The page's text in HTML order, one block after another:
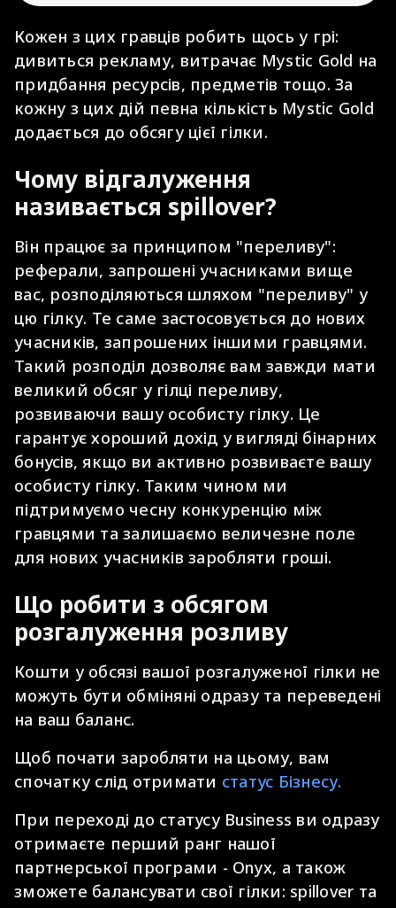
Кожен з цих гравців робить щось у грі:
дивиться рекламу, витрачає Mystic Gold на
придбання ресурсів, предметів тощо. За
кожну з цих дій певна кількість Mystic Gold
додається до обсягу цієї гілки.
Чому відгалуження
називається spillover?
Він працює за принципом "переливу":
реферали, запрошені учасниками вище
вас, розподіляються шляхом "переливу" у
цю гілку. Те саме застосовується до нових
учасників, запрошених іншими гравцями.
Такий розподіл дозволяє вам завжди мати
великий обсяг у гілці переливу,
розвиваючи вашу особисту гілку. Це
гарантує хороший дохід у вигляді бінарних
бонусів, якщо ви активно розвиваєте вашу
особисту гілку. Таким чином ми
підтримуємо чесну конкуренцію між
гравцями та залишаємо величезне поле
для нових учасників заробляти гроші.
Що робити з обсягом
розгалуження розливу
Кошти у обсязі вашої розгалуженої гілки не
можуть бути обміняні одразу та переведені
на ваш баланс.
Щоб почати заробляти на цьому, вам
спочатку слід отримати статус Бізнесу.
При переході до статусу Business ви одразу
отримаєте перший ранг нашої
партнерської програми - Onyx, а також
зможете балансувати свої гілки: spillover та